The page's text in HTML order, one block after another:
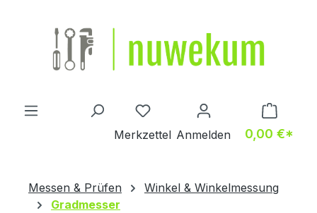
Du hast 0 Produkte auf dem
Merkzettel Anmelden 0,00 €*
Messen & Prüfen
Winkel & Winkelmessung
Gradmesser